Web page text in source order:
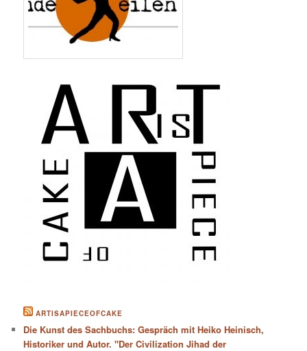
ARTISAPIECEOFCAKE
Die Kunst des Sachbuchs: Gespräch mit Heiko Heinisch,
Historiker und Autor. "Der Civilization Jihad der